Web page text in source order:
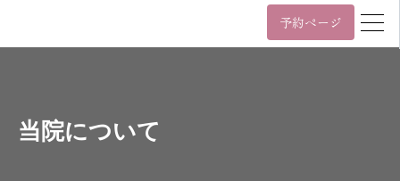
予約ページ
11:00~22:00
当院について